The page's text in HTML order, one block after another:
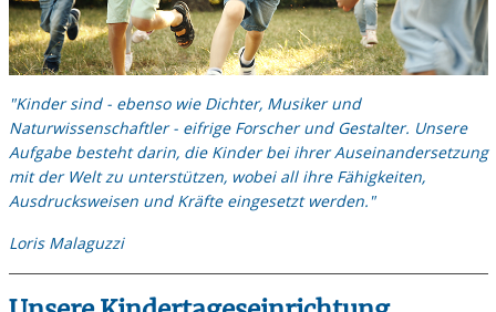
"Kinder sind - ebenso wie Dichter, Musiker und
Naturwissenschaftler - eifrige Forscher und Gestalter. Unsere
Aufgabe besteht darin, die Kinder bei ihrer Auseinandersetzung
mit der Welt zu unterstützen, wobei all ihre Fähigkeiten,
Ausdrucksweisen und Kräfte eingesetzt werden."
Loris Malaguzzi